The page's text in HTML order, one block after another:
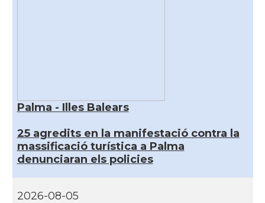
Palma - Illes Balears
25 agredits en la manifestació contra la
massificació turística a Palma
denunciaran els policies
2026-08-05